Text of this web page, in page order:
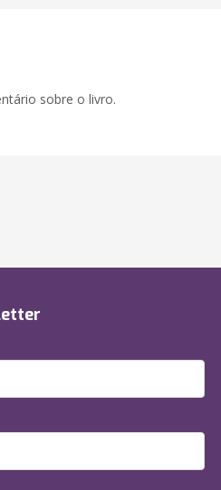
sobre o livro.